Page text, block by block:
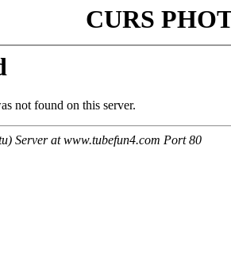
CURS